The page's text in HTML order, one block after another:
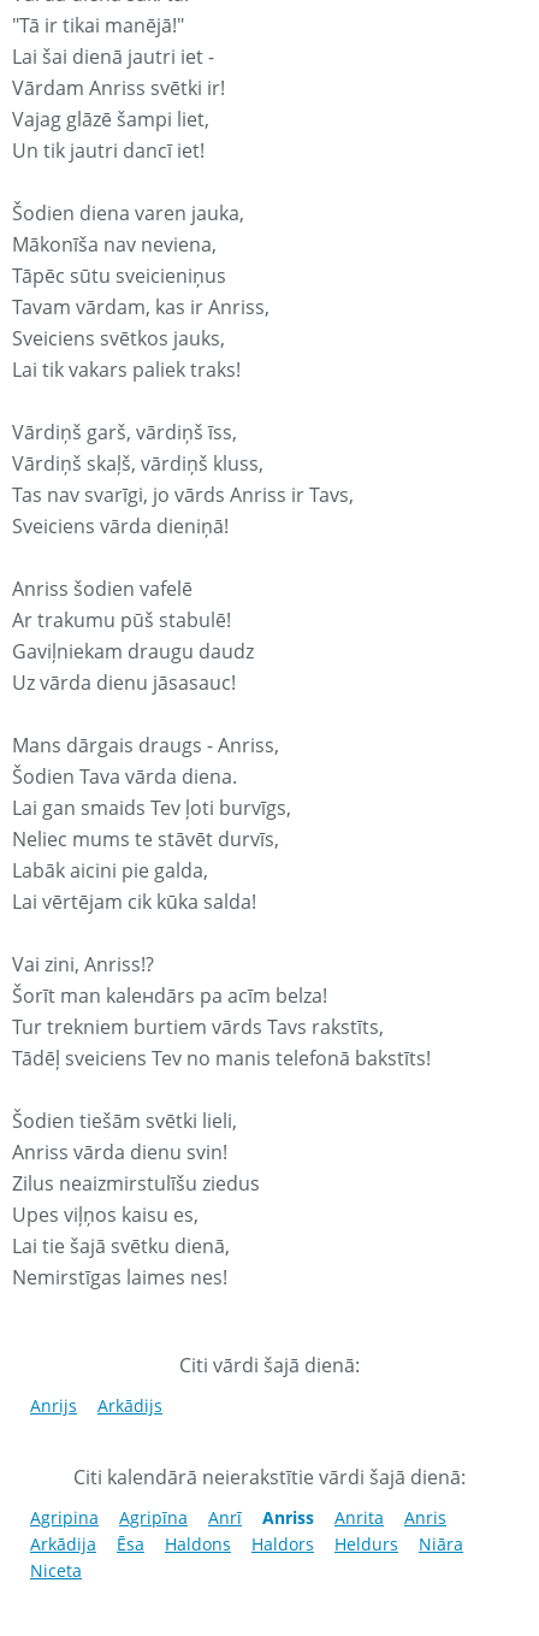
"Tā ir tikai manējā!"
Lai šai dienā jautri iet -
Vārdam Anriss svētki ir!
Vajag glāzē šampi liet,
Un tik jautri dancī iet!
Šodien diena varen jauka,
Mākonīša nav neviena,
Tāpēc sūtu sveicieniņus
Tavam vārdam, kas ir Anriss,
Sveiciens svētkos jauks,
Lai tik vakars paliek traks!
Vārdiņš garš, vārdiņš īss,
Vārdiņš skaļš, vārdiņš kluss,
Tas nav svarīgi, jo vārds Anriss ir Tavs,
Sveiciens vārda dieniņā!
Anriss šodien vafelē
Ar trakumu pūš stabulē!
Gaviļniekam draugu daudz
Uz vārda dienu jāsasauc!
Mans dārgais draugs - Anriss,
Šodien Tava vārda diena.
Lai gan smaids Tev ļoti burvīgs,
Neliec mums te stāvēt durvīs,
Labāk aicini pie galda,
Lai vērtējam cik kūka salda!
Vai zini, Anriss!?
Šorīt man kaleнdārs pa acīm belza!
Tur trekniem burtiem vārds Tavs rakstīts,
Tādēļ sveiciens Tev no manis telefonā bakstīts!
Šodien tiešām svētki lieli,
Anriss vārda dienu svin!
Zilus neaizmirstulīšu ziedus
Upes viļņos kaisu es,
Lai tie šajā svētku dienā,
Nemirstīgas laimes nes!
Citi vārdi šajā dienā:
Anrijs Arkādijs
Citi kalendārā neierakstītie vārdi šajā dienā:
Agripina Agripīna Anrī Anriss Anrita
Anris
Arkādija
Ēsa Haldons Haldors Heldurs
Niāra
Niceta